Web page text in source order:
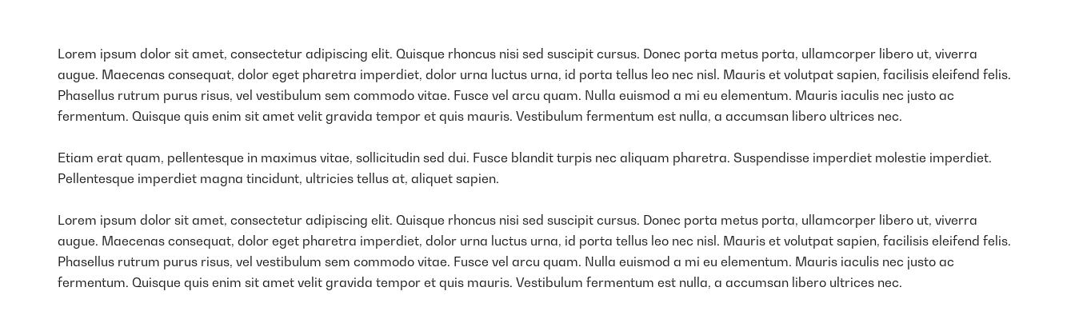
Lorem ipsum dolor sit amet, consectetur adipiscing elit. Quisque rhoncus nisi sed suscipit cursus. Donec porta metus porta, ullamcorper libero ut, viverra
augue. Maecenas consequat, dolor eget pharetra imperdiet, dolor urna luctus urna, id porta tellus leo nec nisl. Mauris et volutpat sapien, facilisis eleifend felis.
Phasellus rutrum purus risus, vel vestibulum sem commodo vitae. Fusce vel arcu quam. Nulla euismod a mi eu elementum. Mauris iaculis nec justo ac
fermentum. Quisque quis enim sit amet velit gravida tempor et quis mauris. Vestibulum fermentum est nulla, a accumsan libero ultrices nec.
Etiam erat quam, pellentesque in maximus vitae, sollicitudin sed dui. Fusce blandit turpis nec aliquam pharetra. Suspendisse imperdiet molestie imperdiet.
Pellentesque imperdiet magna tincidunt, ultricies tellus at, aliquet sapien.
Lorem ipsum dolor sit amet, consectetur adipiscing elit. Quisque rhoncus nisi sed suscipit cursus. Donec porta metus porta, ullamcorper libero ut, viverra
augue. Maecenas consequat, dolor eget pharetra imperdiet, dolor urna luctus urna, id porta tellus leo nec nisl. Mauris et volutpat sapien, facilisis eleifend felis.
Phasellus rutrum purus risus, vel vestibulum sem commodo vitae. Fusce vel arcu quam. Nulla euismod a mi eu elementum. Mauris iaculis nec justo ac
fermentum. Quisque quis enim sit amet velit gravida tempor et quis mauris. Vestibulum fermentum est nulla, a accumsan libero ultrices nec.